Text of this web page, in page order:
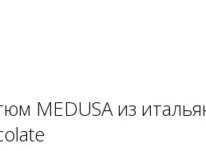
MEDUSA из